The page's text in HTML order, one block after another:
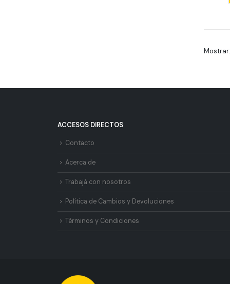
Mostrar:
ACCESOS DIRECTOS
Contacto
Acerca de
Trabajá con nosotros
Política de Cambios y Devoluciones
Términos y Condiciones